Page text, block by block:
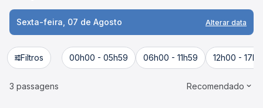
Sexta-feira, 07 de Agosto Alterar data
Filtros 00h00 - 05h59 06h00 - 11h59 12h00 -
3 passagens Recomendado